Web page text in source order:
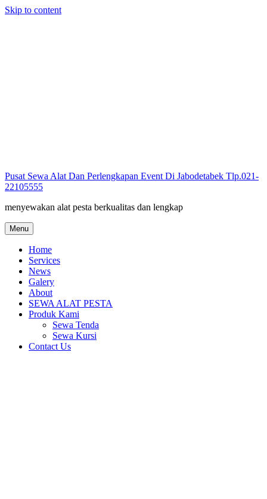
Skip to content
Pusat Sewa Alat Dan Perlengkapan Event Di Jabodetabek Tlp.021-
22105555
menyewakan alat pesta berkualitas dan lengkap
Menu
Home
Services
News
Galery
About
SEWA ALAT PESTA
Produk Kami
Sewa Tenda
Sewa Kursi
Contact Us